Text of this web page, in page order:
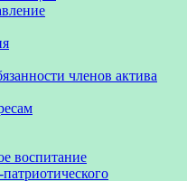
членов актива
воспитание